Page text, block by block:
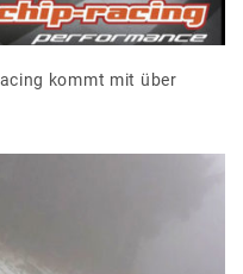
kommt mit über